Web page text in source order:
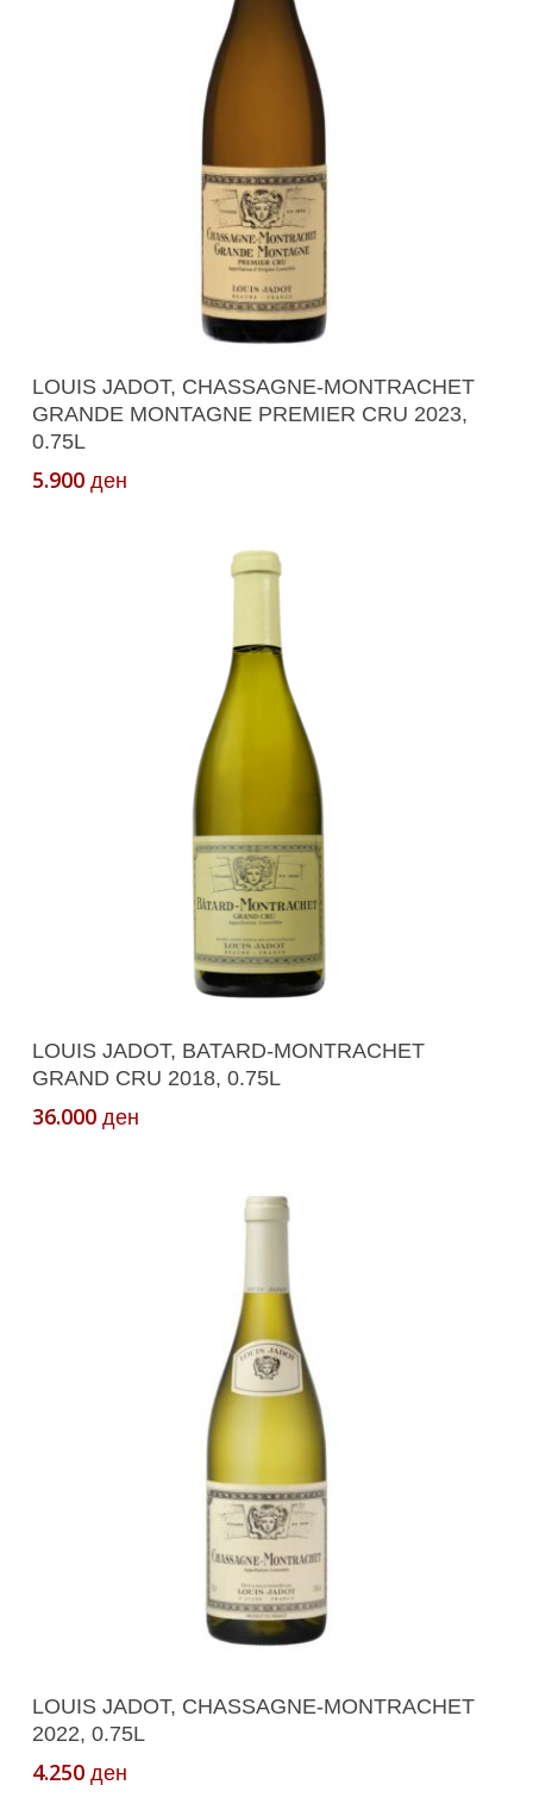
Додади Во Кошничка
LOUIS JADOT, CHASSAGNE-MONTRACHET
GRANDE MONTAGNE PREMIER CRU 2023,
0.75L
5.900 ден
Додади Во Кошничка
LOUIS JADOT, BATARD-MONTRACHET
GRAND CRU 2018, 0.75L
36.000 ден
Додади Во Кошничка
LOUIS JADOT, CHASSAGNE-MONTRACHET
2022, 0.75L
4.250 ден